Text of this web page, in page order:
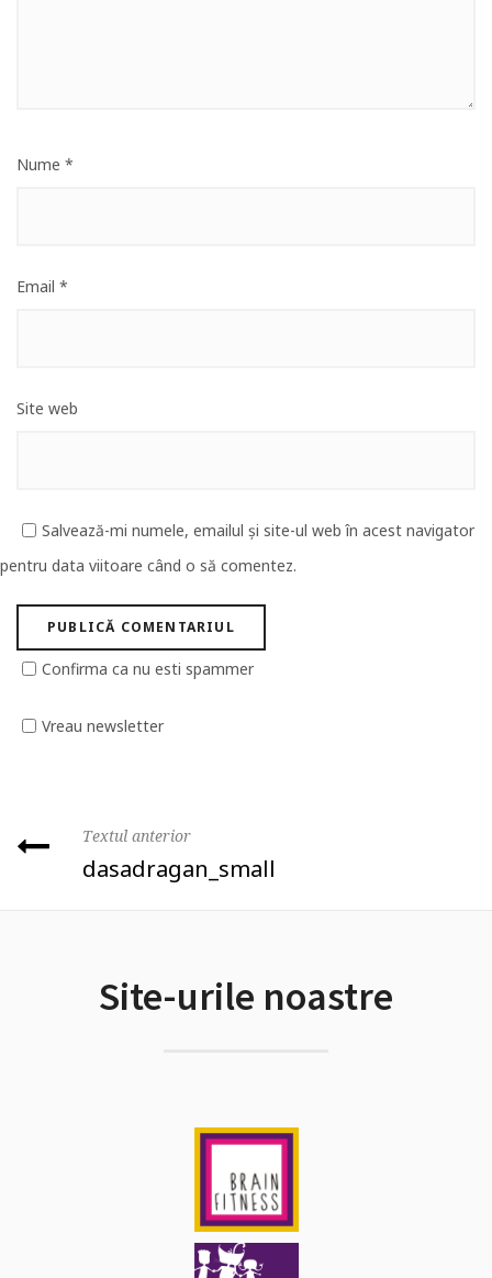
Nume *
Email *
Site web
Salvează-mi numele, emailul și site-ul web în acest navigator
pentru data viitoare când o să comentez.
Confirma ca nu esti spammer
Vreau newsletter
Textul anterior
dasadragan_small
Site-urile noastre